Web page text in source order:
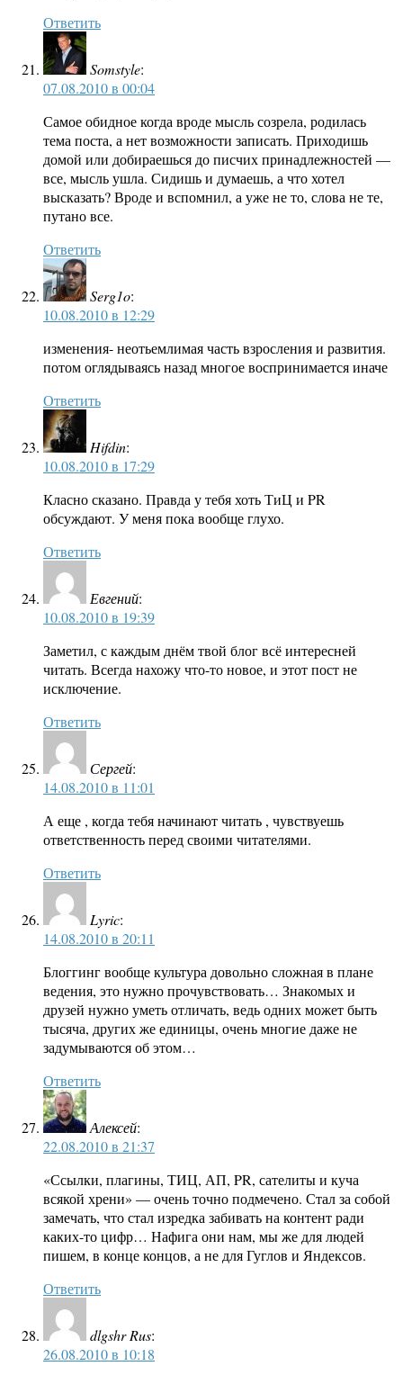
Ответить
Somstyle:
07.08.2010 в 00:04
Самое обидное когда вроде мысль созрела, родилась
тема поста, а нет возможности записать. Приходишь
домой или добираешься до писчих принадлежностей —
все, мысль ушла. Сидишь и думаешь, а что хотел
высказать? Вроде и вспомнил, а уже не то, слова не те,
путано все.
Ответить
Serg1o:
10.08.2010 в 12:29
изменения- неотьемлимая часть взросления и развития.
потом оглядываясь назад многое воспринимается иначе
Ответить
Hifdin:
10.08.2010 в 17:29
Класно сказано. Правда у тебя хоть ТиЦ и PR
обсуждают. У меня пока вообще глухо.
Ответить
Евгений:
10.08.2010 в 19:39
Заметил, с каждым днём твой блог всё интересней
читать. Всегда нахожу что-то новое, и этот пост не
исключение.
Ответить
Сергей:
14.08.2010 в 11:01
А еще , когда тебя начинают читать , чувствуешь
ответственность перед своими читателями.
Ответить
Lyric:
14.08.2010 в 20:11
Блоггинг вообще культура довольно сложная в плане
ведения, это нужно прочувствовать… Знакомых и
друзей нужно уметь отличать, ведь одних может быть
тысяча, других же единицы, очень многие даже не
задумываются об этом…
Ответить
Алексей:
22.08.2010 в 21:37
«Ссылки, плагины, ТИЦ, АП, PR, сателиты и куча
всякой хрени» — очень точно подмечено. Стал за собой
замечать, что стал изредка забивать на контент ради
каких-то цифр… Нафига они нам, мы же для людей
пишем, в конце концов, а не для Гуглов и Яндексов.
Ответить
dlgshr Rus:
26.08.2010 в 10:18